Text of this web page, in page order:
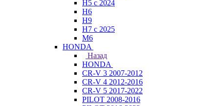
H5 с 2024
H6
H9
H7 с 2025
M6
HONDA
Назад
HONDA
CR-V 3 2007-2012
CR-V 4 2012-2016
CR-V 5 2017-2022
PILOT 2008-2016